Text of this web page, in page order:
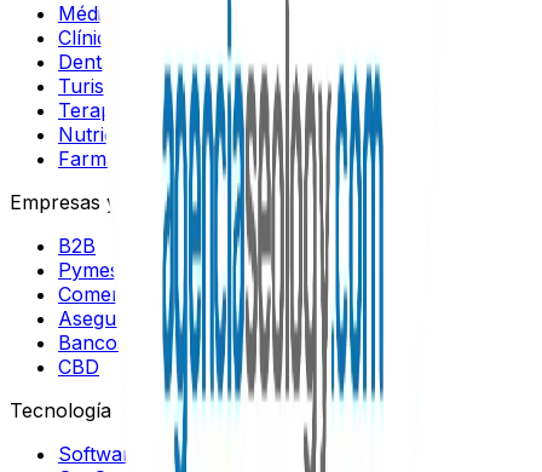
Médicos
Clínicas Estéticas
Dentistas
Turismo Médico
Terapeutas
Nutricionistas
Farmacias
Empresas y Negocios
B2B
Pymes
Comercios
Aseguradoras
Bancos
CBD
Tecnología
Software